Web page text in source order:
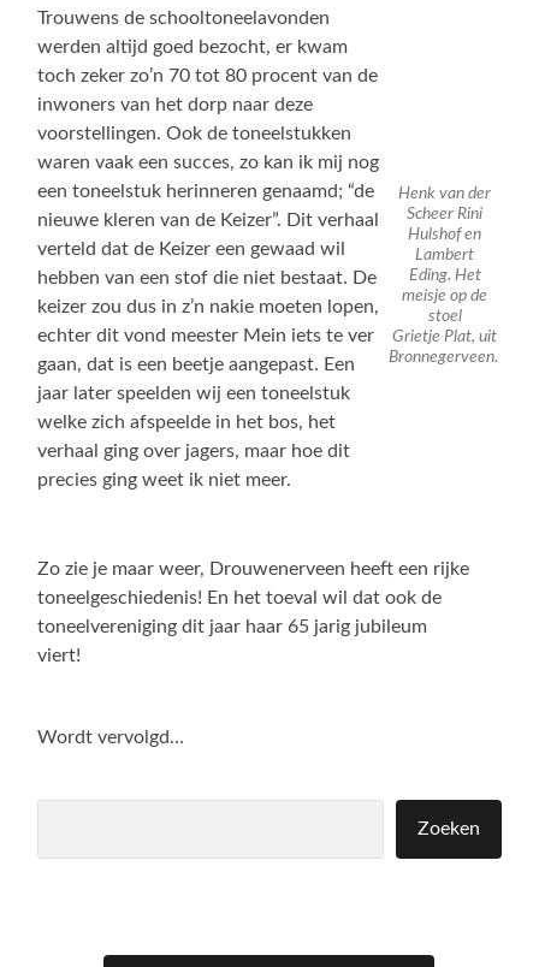
Trouwens de schooltoneelavonden
werden altijd goed bezocht, er kwam
toch zeker zo’n 70 tot 80 procent van de
inwoners van het dorp naar deze
voorstellingen. Ook de toneelstukken
waren vaak een succes, zo kan ik mij nog
een toneelstuk herinneren genaamd; “de
nieuwe kleren van de Keizer”. Dit verhaal
verteld dat de Keizer een gewaad wil
hebben van een stof die niet bestaat. De
keizer zou dus in z’n nakie moeten lopen,
echter dit vond meester Mein iets te ver
gaan, dat is een beetje aangepast. Een
jaar later speelden wij een toneelstuk
welke zich afspeelde in het bos, het
verhaal ging over jagers, maar hoe dit
precies ging weet ik niet meer.
Henk van der
Scheer Rini
Hulshof en
Lambert
Eding. Het
meisje op de
stoel
Grietje Plat, uit
Bronnegerveen.
Zo zie je maar weer, Drouwenerveen heeft een rijke
toneelgeschiedenis! En het toeval wil dat ook de
toneelvereniging dit jaar haar 65 jarig jubileum
viert!
Wordt vervolgd…
Zoeken